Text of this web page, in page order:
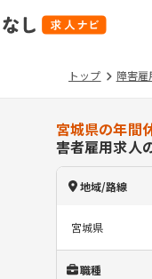
トップ 障害
宮城県の年間
害者雇用求人
地域/路線
宮城県
職種